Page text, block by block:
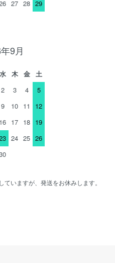
27 28 29
9月
水 木 金
土
2 3 4
5
9 10 11
12
16 17 18 19
24 25 26
いますが、発送をお休みします。